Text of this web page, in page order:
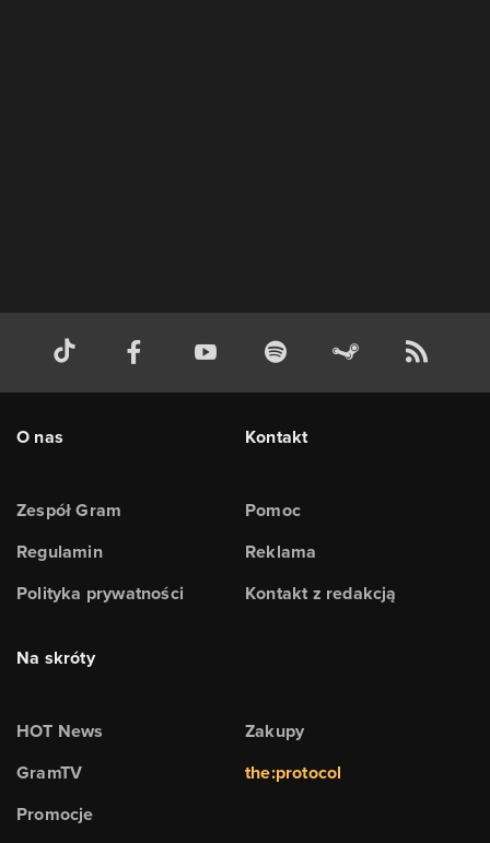
O nas
Zespół Gram
Regulamin
Polityka prywatności
Kontakt
Pomoc
Reklama
Kontakt z redakcją
Na skróty
HOT News
GramTV
Promocje
Zakupy
the:protocol